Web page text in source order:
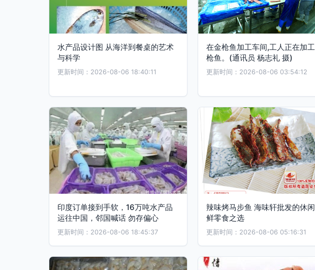
水产品设计图 从海洋到餐桌的艺术
与科学
更新时间：2026-08-06 18:40:11
在金枪鱼加工车间,工人正在加
枪鱼。(通讯员 杨志礼 摄)
更新时间：2026-08-06 03:54:12
印度订单接到手软，16万吨水产品
运往中国，邻国喊话 勿存偏心
更新时间：2026-08-06 18:45:37
辣味烤马步鱼 海味轩批发的休
鲜零食之选
更新时间：2026-08-06 05:16:31